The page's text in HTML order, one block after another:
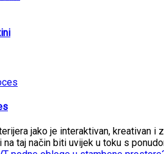
jako je interaktivan, kreativan
taj način biti uvijek u toku s